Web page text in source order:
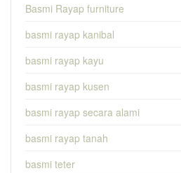
Basmi Rayap furniture
basmi rayap kanibal
basmi rayap kayu
basmi rayap kusen
basmi rayap secara alami
basmi rayap tanah
basmi teter